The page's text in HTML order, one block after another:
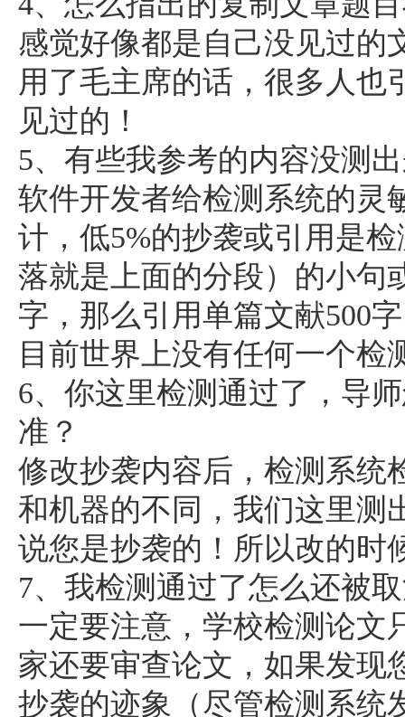
感觉好像都是自己没见过的
用了毛主席的话，很多人也
见过的！
5、有些我参考的内容没测
软件开发者给检测系统的灵
计，低5%的抄袭或引用是
落就是上面的分段）的小句
字，那么引用单篇文献500
目前世界上没有任何一个
6、你这里检测通过了，导
准？
修改抄袭内容后，检测系统
和机器的不同，我们这里测
说您是抄袭的！所以改的时
7、我检测通过了怎么还被
一定要注意，学校检测论文
家还要审查论文，如果发现
抄袭的迹象（尽管检测系统